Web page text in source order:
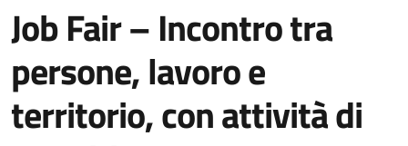
Job Fair – Incontro tra
persone, lavoro e
territorio, con attività di